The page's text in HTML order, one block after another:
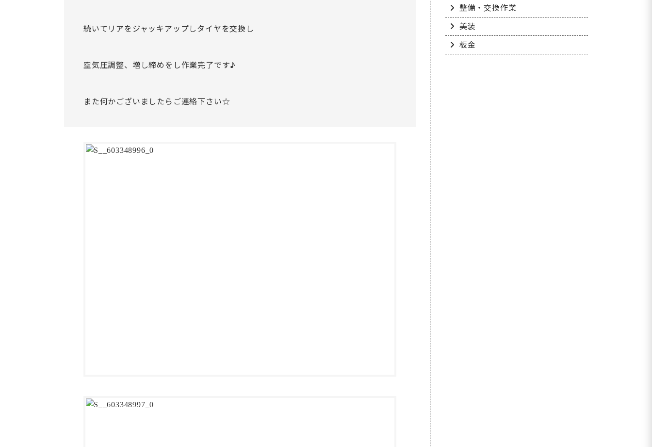
続いてリアをジャッキアップしタイヤを交換し
空気圧調整、増し締めをし作業完了です♪
また何かございましたらご連絡下さい☆
整備・交換作業
美装
板金